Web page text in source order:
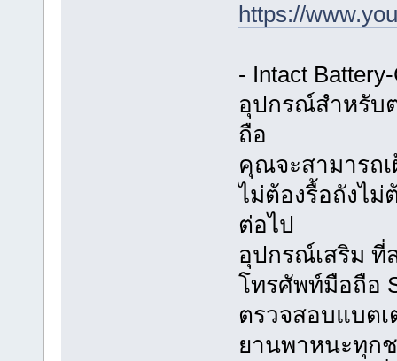
https://
- Intact
อุปกรณ์สำหรับ
ถือ
คุณจะสามารถ
ไม่ต้องรื้อถังไม่
ต่อไป
อุปกรณ์เสริม ที่
โทรศัพท์มือถือ
ตรวจสอบแบตเ
ยานพาหนะทุก